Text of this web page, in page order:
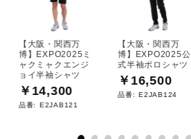
【大阪・関西万
博】EXPO2025ミ
ャクミャクエンジ
ョイ半袖シャツ
￥14,300
品番: E2JAB121
【大阪・関西万
博】EXPO2025公
式半袖ポロシャツ
￥16,500
品番: E2JAB124